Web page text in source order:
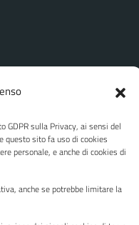
GDPR sulla Privacy, ai sensi del
questo sito fa uso di cookies
personale, e anche di cookies di
anche se potrebbe limitare la